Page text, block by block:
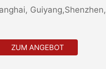
Guiyang,Shenzhen,
ZUM ANGEBOT